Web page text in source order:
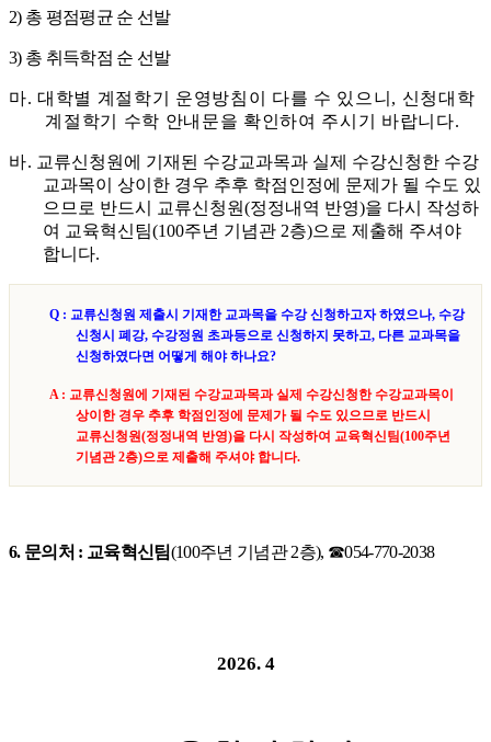
2) 총 평점평균 순 선발
3) 총 취득학점 순 선발
마.대학별 계절학기 운영방침이 다를 수 있으니 , 신청대학
계절학기 수학 안내문을 확인하여 주시기 바랍니다.
바. 교류신청원에 기재된 수강교과목과 실제 수강신청한 수강
교과목이 상이한 경우 추후 학점인정에 문제가 될 수도 있
으므로 반드시 교류신청원(정정내역 반영)을 다시 작성하
여 교육혁신팀(100주년 기념관 2층)으로 제출해 주셔야
합니다.
Q : 교류신청원 제출시 기재한 교과목을 수강 신청하고자 하였으나, 수강
신청시 폐강, 수강정원 초과등으로 신청하지 못하고, 다른 교과목을
신청하였다면 어떻게 해야 하나요?
A : 교류신청원에 기재된 수강교과목과 실제 수강신청한 수강교과목이
상이한 경우 추후 학점인정에 문제가 될 수도 있으므로 반드시
교류신청원(정정내역 반영)을 다시 작성하여 교육혁신팀(100주년
기념관2층)으로 제출해 주셔야 합니다.
6. 문의처 : 교육혁신팀(100주년 기념관2층), ☎054-770-2038
2026. 4